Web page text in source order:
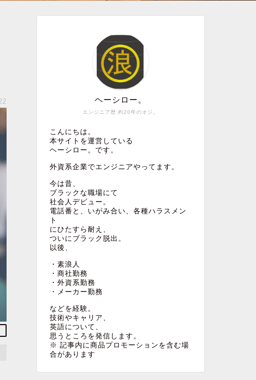
エンジニア歴 約20年のオジ。
ヘーシロー。
こんにちは。
本サイトを運営している
ヘーシロー。です。
外資系企業でエンジニアやってます。
今は昔、
ブラックな職場にて
社会人デビュー。
電話番と、いがみ合い、各種ハラスメン
ト
にひたすら耐え、
ついにブラック脱出。
以後、
・素浪人
・商社勤務
・外資系勤務
・メーカー勤務
などを経験。
技術やキャリア、
英語について、
思うところを発信します。
※ 記事内に商品プロモーションを含む場
合があります